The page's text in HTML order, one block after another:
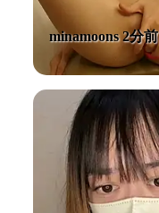
minamoons 2分前